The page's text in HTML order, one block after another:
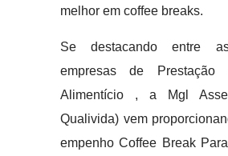
melhor em coffee breaks.
Se destacando entre
empresas de Prestação
Alimentício , a Mgl
Qualivida) vem
empenho Coffee Break